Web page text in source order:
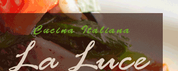
料理『ラ
イタリア料理『ラ・ルーチェ
どの最新情報、アルバイト
。